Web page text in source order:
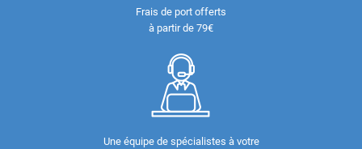
Frais de port offerts
à partir de 79€
Une équipe de spécialistes à votre